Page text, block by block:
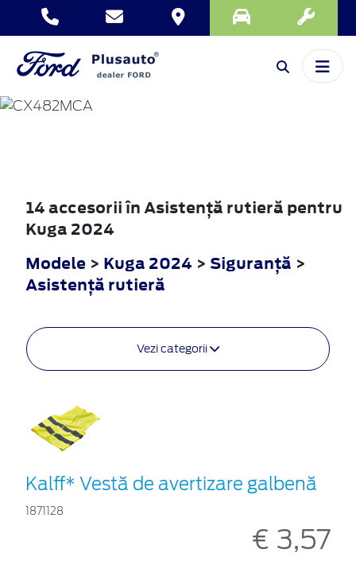
KUGA
14 accesorii în Asistenţă rutieră pentru
Kuga 2024
Modele > Kuga 2024 > Siguranţă >
Asistenţă rutieră
Vezi categorii
Kalff* Vestă de avertizare galbenă
1871128
€ 3,57